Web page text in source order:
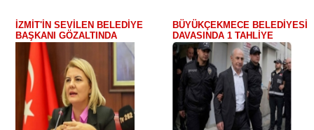
İZMİT'İN SEVİLEN BELEDİYE
BAŞKANI GÖZALTINDA
BÜYÜKÇEKMECE BELEDİYESİ
DAVASINDA 1 TAHLİYE